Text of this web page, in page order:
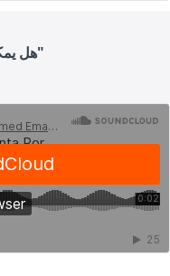
"هل يمكننا الحصول على الشيك من فضلك؟"